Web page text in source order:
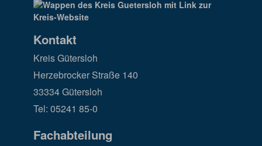
Kontakt
Kreis Gütersloh
Herzebrocker Straße 140
33334 Gütersloh
Tel: 05241 85-0
Fachabteilung